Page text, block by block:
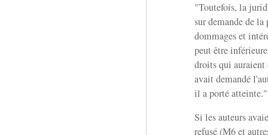
"Toutefois, la
sur demande de
dommages et
peut être
droits qui auraient
avait demandé
il a porté atteinte."
Si les auteurs
refusé (M6 et